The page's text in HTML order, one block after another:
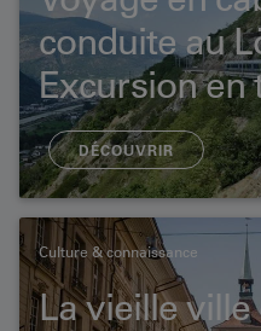
conduite au
Excursion en
DÉCOUVRIR
Culture & connaissance
La vieille ville